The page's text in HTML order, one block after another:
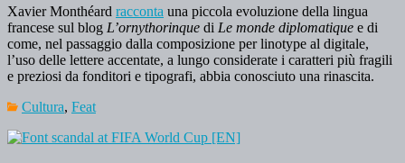
Xavier Monthéard racconta una piccola evoluzione della lingua
francese sul blog L’ornythorinque di Le monde diplomatique e di
come, nel passaggio dalla composizione per linotype al digitale,
l’uso delle lettere accentate, a lungo considerate i caratteri più fragili
e preziosi da fonditori e tipografi, abbia conosciuto una rinascita.
Cultura, Feat